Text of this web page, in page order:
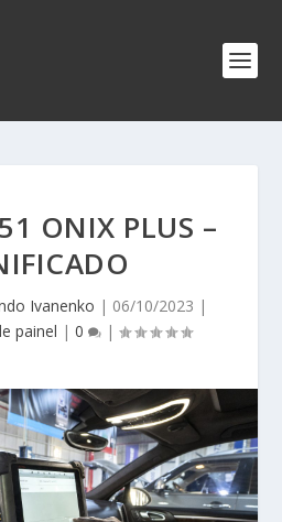
ONIX PLUS –
Ivanenko | 06/10/2023 |
painel | 0 |